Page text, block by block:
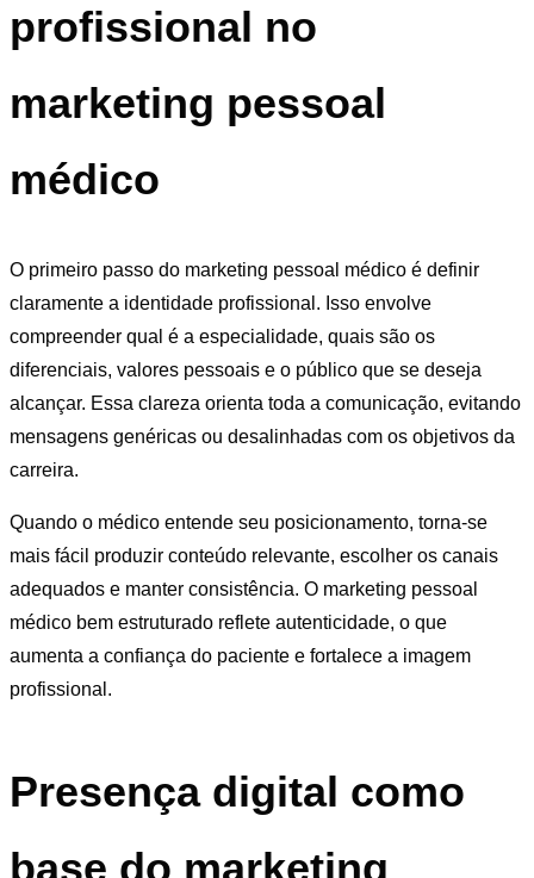
profissional no
marketing pessoal
médico
O primeiro passo do marketing pessoal médico é definir
claramente a identidade profissional. Isso envolve
compreender qual é a especialidade, quais são os
diferenciais, valores pessoais e o público que se deseja
alcançar. Essa clareza orienta toda a comunicação, evitando
mensagens genéricas ou desalinhadas com os objetivos da
carreira.
Quando o médico entende seu posicionamento, torna-se
mais fácil produzir conteúdo relevante, escolher os canais
adequados e manter consistência. O marketing pessoal
médico bem estruturado reflete autenticidade, o que
aumenta a confiança do paciente e fortalece a imagem
profissional.
Presença digital como
base do marketing